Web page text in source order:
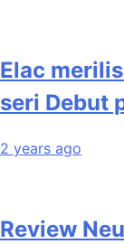
Elac
seri Debut
2 years ago
Review